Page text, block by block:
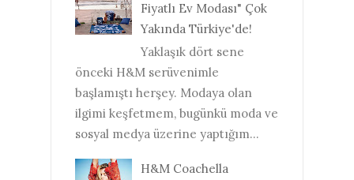
Fiyatlı Ev Modası" Çok
Yakında Türkiye'de!
Yaklaşık dört sene
önceki H&M serüvenimle
başlamıştı herşey. Modaya olan
ilgimi keşfetmem, bugünkü moda ve
sosyal medya üzerine yaptığım...
H&M Coachella